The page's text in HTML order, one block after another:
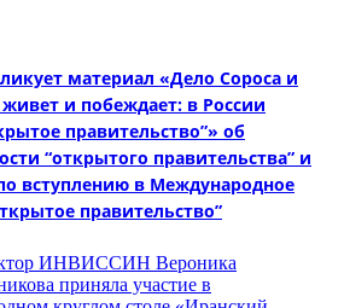
материал «Дело Сороса и
и побеждает: в России
правительство”» об
“открытого правительства” и
вступлению в Международное
правительство”